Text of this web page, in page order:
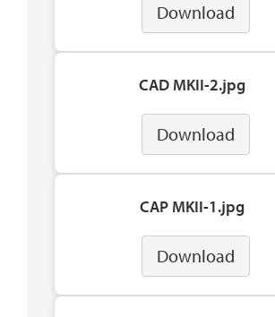
Download
CAD MKII-2.jpg
Download
CAP MKII-1.jpg
Download